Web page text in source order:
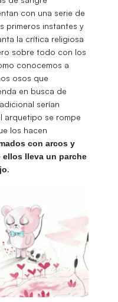
con una serie de
primeros instantes y
la crítica religiosa
sobre todo con los
conocemos a
osos que
en busca de
serían
arquetipo se rompe
los hacen
con arcos y
lleva un parche
.